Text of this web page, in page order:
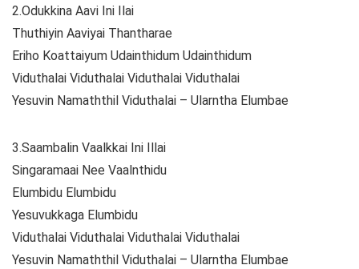
2.Odukkina Aavi Ini Ilai
Thuthiyin Aaviyai Thantharae
Eriho Koattaiyum Udainthidum Udainthidum
Viduthalai Viduthalai Viduthalai Viduthalai
Yesuvin Namaththil Viduthalai – Ularntha Elumbae
3.Saambalin Vaalkkai Ini Illai
Singaramaai Nee Vaalnthidu
Elumbidu Elumbidu
Yesuvukkaga Elumbidu
Viduthalai Viduthalai Viduthalai Viduthalai
Yesuvin Namaththil Viduthalai – Ularntha Elumbae